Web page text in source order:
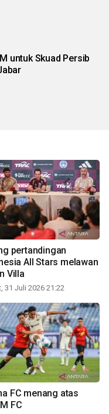
untuk Skuad Persib
pertandingan
All Stars melawan
Villa
31 Juli 2026 21:22
FC menang atas
FC